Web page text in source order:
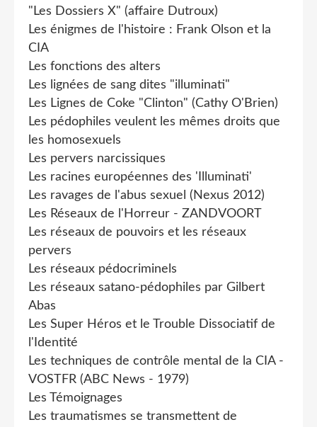
"Les Dossiers X" (affaire Dutroux)
Les énigmes de l'histoire : Frank Olson et la
CIA
Les fonctions des alters
Les lignées de sang dites "illuminati"
Les Lignes de Coke "Clinton" (Cathy O'Brien)
Les pédophiles veulent les mêmes droits que
les homosexuels
Les pervers narcissiques
Les racines européennes des 'Illuminati'
Les ravages de l'abus sexuel (Nexus 2012)
Les Réseaux de l'Horreur - ZANDVOORT
Les réseaux de pouvoirs et les réseaux
pervers
Les réseaux pédocriminels
Les réseaux satano-pédophiles par Gilbert
Abas
Les Super Héros et le Trouble Dissociatif de
l'Identité
Les techniques de contrôle mental de la CIA -
VOSTFR (ABC News - 1979)
Les Témoignages
Les traumatismes se transmettent de